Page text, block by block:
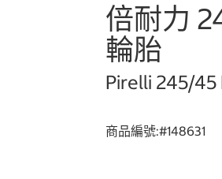
倍耐力
輪胎
Pirelli 245/45
商品編號:#148631